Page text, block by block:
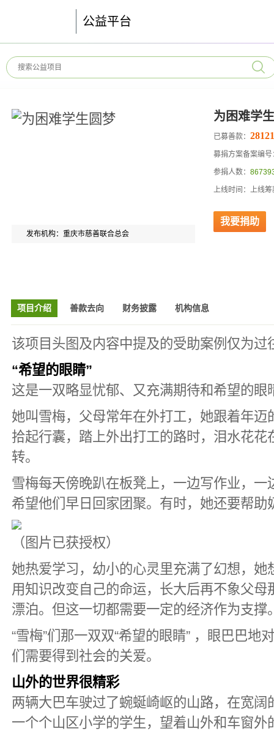
公益平台
为困难学
发布机构：重庆市慈善联合总会
已募善款：
募捐方案备案编
参捐人数：
上线时间：上线
我要捐助
项目介绍 善款去向 财务披露 机构信息
该项目头图及内容中提及的受助案例仅为过
“希望的眼睛”
这是一双略显忧郁、又充满期待和希望的眼
她叫雪梅，父母常年在外打工，她跟着年
拾起行囊，踏上外出打工的路时，泪水花
转。
雪梅每天傍晚趴在板凳上，一边写作业，
希望他们早日回家团聚。有时，她还要帮
（图片已获授权）
她热爱学习，幼小的心灵里充满了幻想，
用知识改变自己的命运，长大后再不象父
漂泊。但这一切都需要一定的经济作为支撑
“雪梅”们那一双双“希望的眼睛” ，眼巴巴地
们需要得到社会的关爱。
山外的世界很精彩
两辆大巴车驶过了蜿蜒崎岖的山路，在宽
一个个山区小学的学生，望着山外和车窗